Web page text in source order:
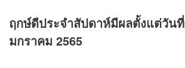
ฤกษ์ดีประจำสัปดาห์มีผลตั้งแต่วันที่
มกราคม 2565